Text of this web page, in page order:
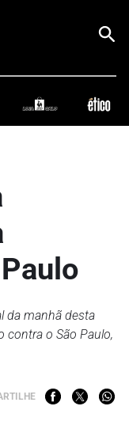
da manhã desta
contra o São Paulo,